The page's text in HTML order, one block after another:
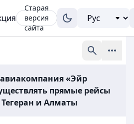
Старая
версия
сайта
«Эйр
прямые рейсы
и Алматы